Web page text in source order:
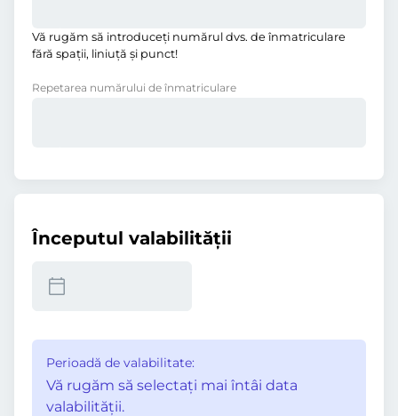
Vă rugăm să introduceţi numărul dvs. de înmatriculare
fără spații, liniuţă și punct!
Repetarea numărului de înmatriculare
Începutul valabilităţii
Perioadă de valabilitate:
Vă rugăm să selectaţi mai întâi data
valabilităţii.